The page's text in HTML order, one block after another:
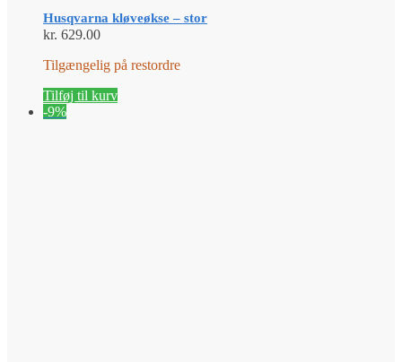
Husqvarna kløveøkse – stor
kr. 629.00
Tilgængelig på restordre
Tilføj til kurv
-9%